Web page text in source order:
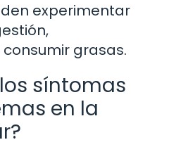
experimentar
grasas.
síntomas
en la